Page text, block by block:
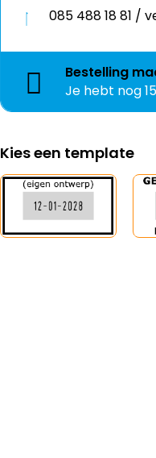
Bestelling
Je hebt nog